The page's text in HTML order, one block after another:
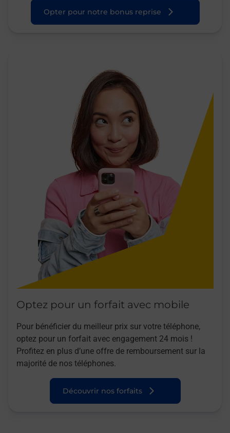
Opter pour notre bonus reprise
Optez pour un forfait avec mobile
Pour bénéficier du meilleur prix sur votre téléphone,
optez pour un forfait avec engagement 24 mois !
Profitez en plus d’une offre de remboursement sur la
majorité de nos téléphones.
Découvrir nos forfaits